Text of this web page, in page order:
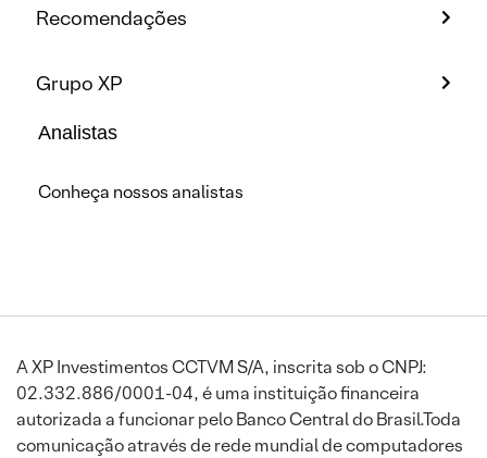
Recomendações
Grupo XP
Analistas
Conheça nossos analistas
A XP Investimentos CCTVM S/A, inscrita sob o CNPJ:
02.332.886/0001-04, é uma instituição financeira
autorizada a funcionar pelo Banco Central do Brasil.Toda
comunicação através de rede mundial de computadores